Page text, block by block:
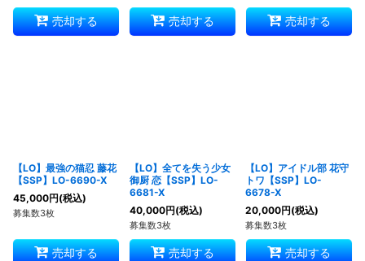
売却する 売却する 売却する
【LO】最強の猫忍 藤花
【SSP】LO-6690-X
45,000円(税込)
募集数3枚
売却する
【LO】全てを失う少女
御厨 恋【SSP】LO-
6681-X
40,000円(税込)
募集数3枚
売却する
【LO】アイドル部 花守
トワ【SSP】LO-
6678-X
20,000円(税込)
募集数3枚
売却する